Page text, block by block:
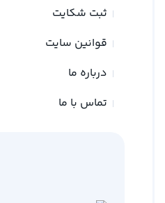
ثبت شکایت
قوانین سایت
درباره ما
تماس با ما